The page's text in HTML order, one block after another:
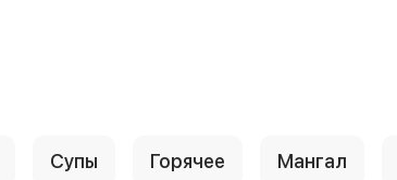
Супы Горячее Мангал